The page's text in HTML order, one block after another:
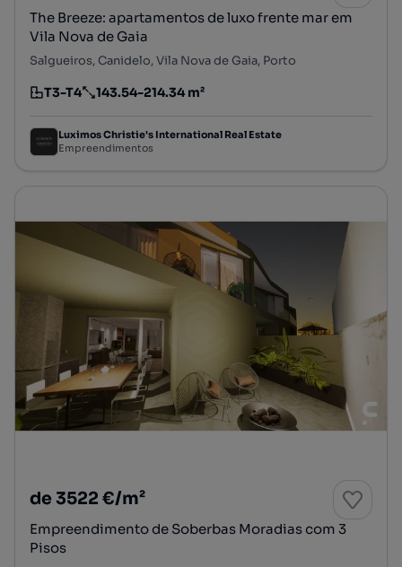
The Breeze: apartamentos de luxo frente mar em
Vila Nova de Gaia
Salgueiros, Canidelo, Vila Nova de Gaia, Porto
Tipologia
T3-T4
Preço por metro quadrado
143.54-214.34 m²
Luximos Christie's International Real Estate
Empreendimentos
de 3522 €/m²
Empreendimento de Soberbas Moradias com 3
Pisos